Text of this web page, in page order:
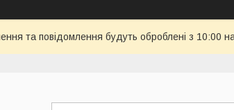
та повідомлення будуть оброблені з 10:00